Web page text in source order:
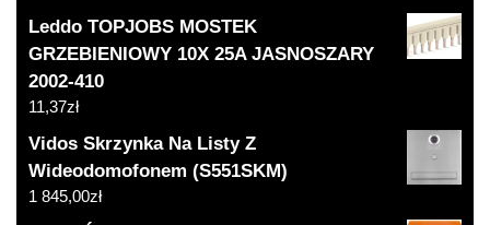
Leddo TOPJOBS MOSTEK
GRZEBIENIOWY 10X 25A JASNOSZARY
2002-410
11,37zł
Vidos Skrzynka Na Listy Z
Wideodomofonem (S551SKM)
1 845,00zł